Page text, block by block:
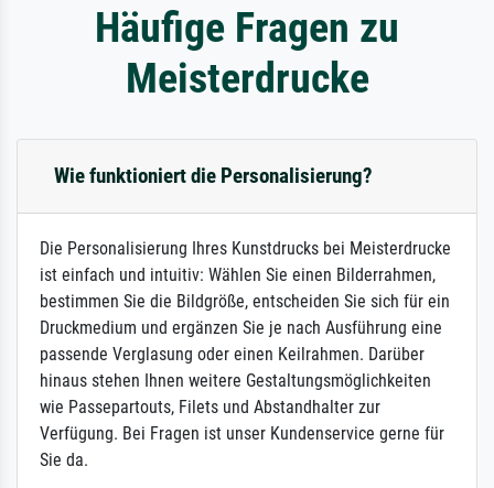
Häufige Fragen zu
Meisterdrucke
Wie funktioniert die Personalisierung?
Die Personalisierung Ihres Kunstdrucks bei Meisterdrucke
ist einfach und intuitiv: Wählen Sie einen Bilderrahmen,
bestimmen Sie die Bildgröße, entscheiden Sie sich für ein
Druckmedium und ergänzen Sie je nach Ausführung eine
passende Verglasung oder einen Keilrahmen. Darüber
hinaus stehen Ihnen weitere Gestaltungsmöglichkeiten
wie Passepartouts, Filets und Abstandhalter zur
Verfügung. Bei Fragen ist unser Kundenservice gerne für
Sie da.